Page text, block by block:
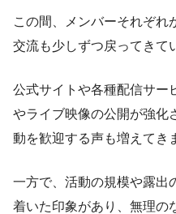
この間、メンバーそれぞれ
交流も少しずつ戻ってきて
公式サイトや各種配信サー
やライブ映像の公開が強化
動を歓迎する声も増えてき
一方で、活動の規模や露出
着いた印象があり、無理の